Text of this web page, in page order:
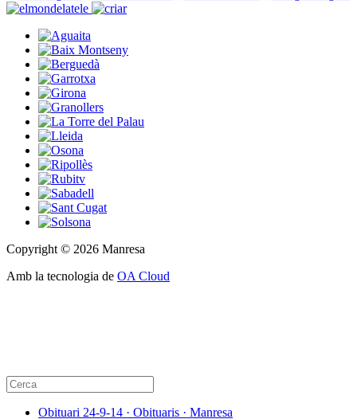
Copyright © 2026 Manresa
Amb la tecnologia de OA Cloud
Obituari 24-9-14 · Obituaris · Manresa